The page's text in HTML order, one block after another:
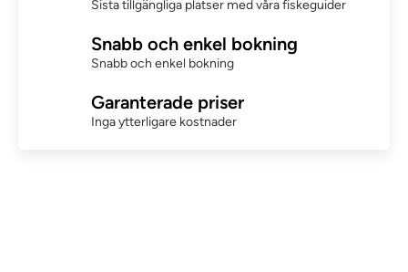
Sista tillgängliga platser med våra fiskeguider
Snabb och enkel bokning
Snabb och enkel bokning
Garanterade priser
Inga ytterligare kostnader